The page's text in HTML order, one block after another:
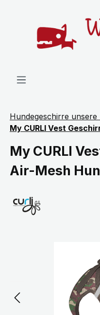
Hundegeschirre unsere
My CURLI Vest
My CURLI
Air-Mesh
Bildergalerie